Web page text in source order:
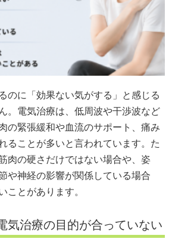
のに「効果ない気がする」と感じる
。電気治療は、低周波や干渉波など
の緊張緩和や血流のサポート、痛み
ることが多いと言われています。た
肉の硬さだけではない場合や、姿
や神経の影響が関係している場合
ことがあります。
気治療の目的が合っていない